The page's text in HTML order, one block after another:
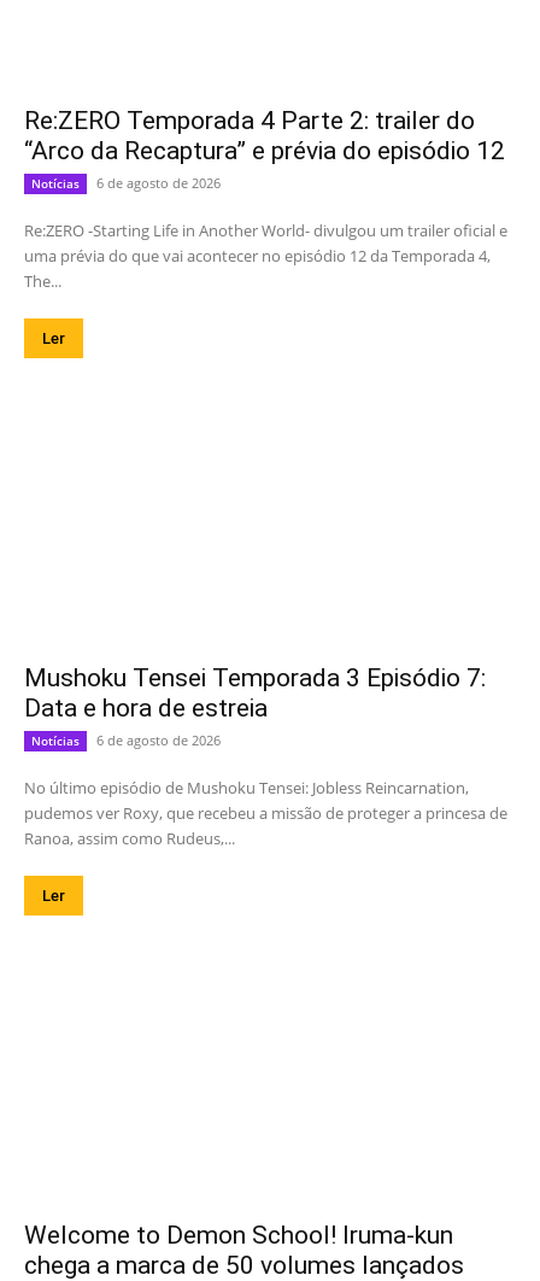
Re:ZERO Temporada 4 Parte 2: trailer do
“Arco da Recaptura” e prévia do episódio 12
Notícias 6 de agosto de 2026
Re:ZERO -Starting Life in Another World- divulgou um trailer oficial e
uma prévia do que vai acontecer no episódio 12 da Temporada 4,
The...
Ler
Mushoku Tensei Temporada 3 Episódio 7:
Data e hora de estreia
Notícias 6 de agosto de 2026
No último episódio de Mushoku Tensei: Jobless Reincarnation,
pudemos ver Roxy, que recebeu a missão de proteger a princesa de
Ranoa, assim como Rudeus,...
Ler
Welcome to Demon School! Iruma-kun
chega a marca de 50 volumes lançados